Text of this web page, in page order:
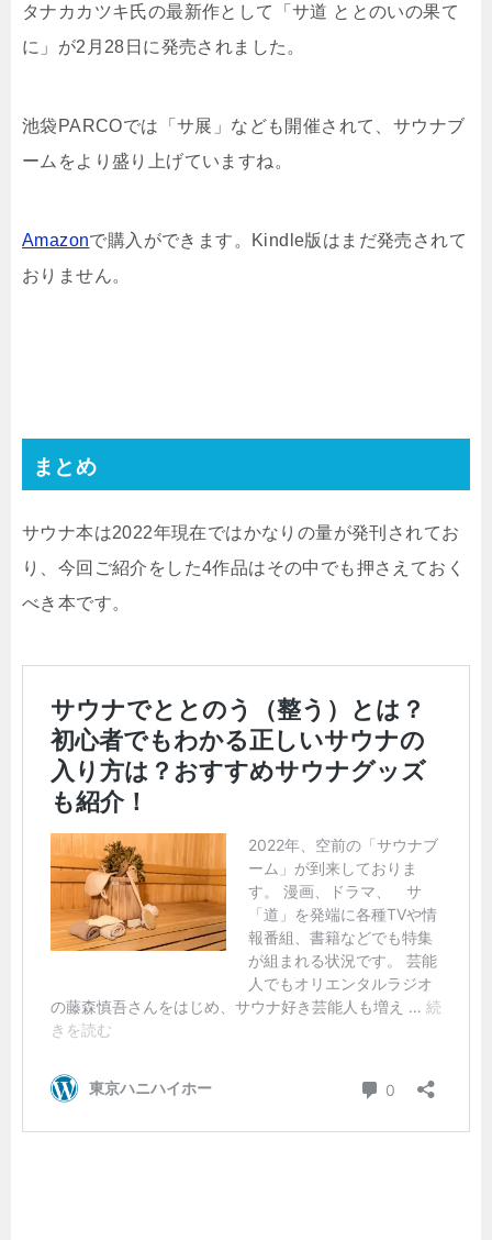
タナカカツキ氏の最新作として「サ道 ととのいの果て
に」が2月28日に発売されました。
池袋PARCOでは「サ展」なども開催されて、サウナブ
ームをより盛り上げていますね。
Amazonで購入ができます。Kindle版はまだ発売されて
おりません。
まとめ
サウナ本は2022年現在ではかなりの量が発刊されてお
り、今回ご紹介をした4作品はその中でも押さえておく
べき本です。